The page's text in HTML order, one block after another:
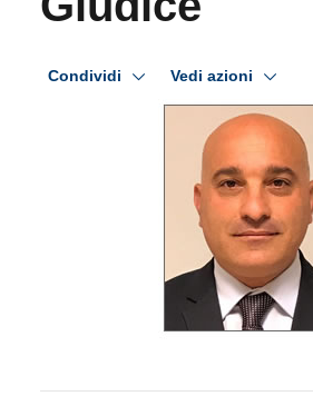
Condividi Vedi azioni